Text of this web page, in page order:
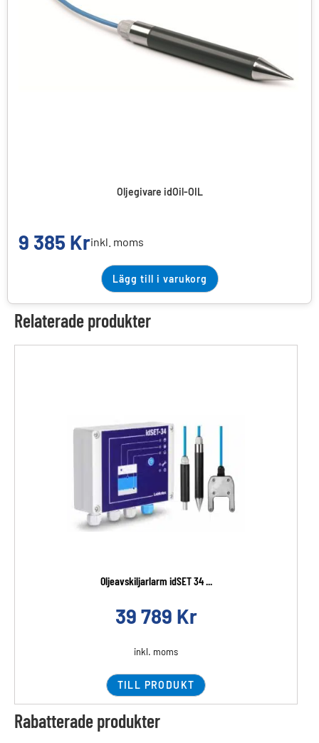
Oljegivare idOil-OIL
9 385 Krinkl. moms
Lägg till i varukorg
Relaterade produkter
Oljeavskiljarlarm idSET 34 ...
39 789 Kr
inkl. moms
TILL PRODUKT
Rabatterade produkter